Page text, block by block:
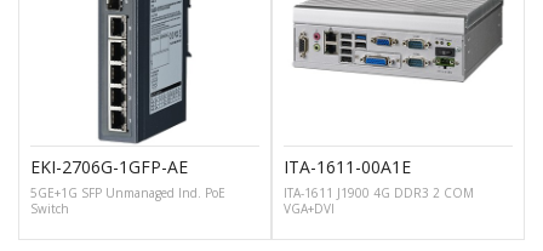
EKI-2706G-1GFP-AE
5GE+1G SFP Unmanaged Ind. PoE
Switch
ITA-1611-00A1E
ITA-1611 J1900 4G DDR3 2 COM
VGA+DVI